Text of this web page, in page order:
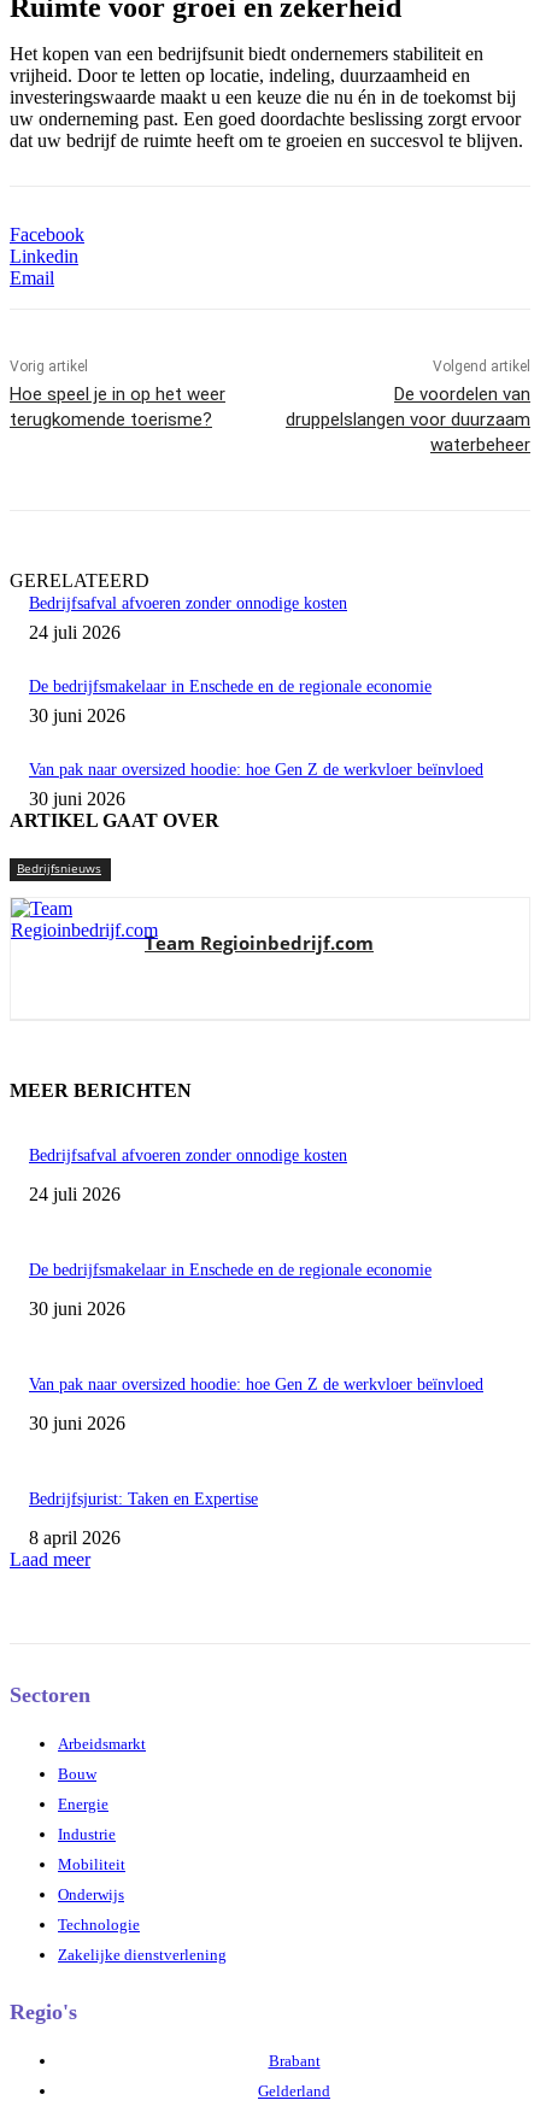
Ruimte voor groei en zekerheid
Het kopen van een bedrijfsunit biedt ondernemers stabiliteit en
vrijheid. Door te letten op locatie, indeling, duurzaamheid en
investeringswaarde maakt u een keuze die nu én in de toekomst bij
uw onderneming past. Een goed doordachte beslissing zorgt ervoor
dat uw bedrijf de ruimte heeft om te groeien en succesvol te blijven.
Facebook
Linkedin
Email
Vorig artikel
Hoe speel je in op het weer
terugkomende toerisme?
Volgend artikel
De voordelen van
druppelslangen voor duurzaam
waterbeheer
GERELATEERD
Bedrijfsafval afvoeren zonder onnodige kosten
24 juli 2026
De bedrijfsmakelaar in Enschede en de regionale economie
30 juni 2026
Van pak naar oversized hoodie: hoe Gen Z de werkvloer beïnvloed
30 juni 2026
ARTIKEL GAAT OVER
Bedrijfsnieuws
Team Regioinbedrijf.com
MEER BERICHTEN
Bedrijfsafval afvoeren zonder onnodige kosten
24 juli 2026
De bedrijfsmakelaar in Enschede en de regionale economie
30 juni 2026
Van pak naar oversized hoodie: hoe Gen Z de werkvloer beïnvloed
30 juni 2026
Bedrijfsjurist: Taken en Expertise
8 april 2026
Laad meer
Sectoren
Arbeidsmarkt
Bouw
Energie
Industrie
Mobiliteit
Onderwijs
Technologie
Zakelijke dienstverlening
Regio's
Brabant
Gelderland